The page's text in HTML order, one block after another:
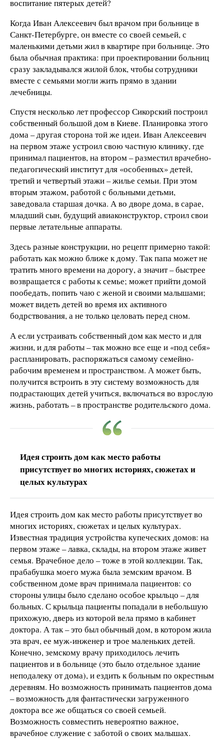
воспитание пятерых детей?
Когда Иван Алексеевич был врачом при больнице в
Санкт-Петербурге, он вместе со своей семьей, с
маленькими детьми жил в квартире при больнице. Это
была обычная практика: при проектировании больниц
сразу закладывался жилой блок, чтобы сотрудники
вместе с семьями могли жить прямо в здании
лечебницы.
Спустя несколько лет профессор Сикорский построил
собственный большой дом в Киеве. Планировка этого
дома – другая сторона той же идеи. Иван Алексеевич
на первом этаже устроил свою частную клинику, где
принимал пациентов, на втором – разместил врачебно-
педагогический институт для «особенных» детей,
третий и четвертый этажи – жилье семьи. При этом
вторым этажом, работой с больными детьми,
заведовала старшая дочка. А во дворе дома, в сарае,
младший сын, будущий авиаконструктор, строил свои
первые летательные аппараты.
Здесь разные конструкции, но рецепт примерно такой:
работать как можно ближе к дому. Так папа может не
тратить много времени на дорогу, а значит – быстрее
возвращается с работы к семье; может прийти домой
пообедать, попить чаю с женой и своими малышами;
может видеть детей во время их активного
бодрствования, а не только целовать перед сном.
А если устраивать собственный дом как место и для
жизни, и для работы – так можно все еще и «под себя»
распланировать, распоряжаться самому семейно-
рабочим временем и пространством. А может быть,
получится встроить в эту систему возможность для
подрастающих детей учиться, включаться во взрослую
жизнь, работать – в пространстве родительского дома.
Идея строить дом как место работы
присутствует во многих историях, сюжетах и
целых культурах
Идея строить дом как место работы присутствует во
многих историях, сюжетах и целых культурах.
Известная традиция устройства купеческих домов: на
первом этаже – лавка, склады, на втором этаже живет
семья. Врачебное дело – тоже в этой коллекции. Так,
прабабушка моего мужа была земским врачом. В
собственном доме врач принимала пациентов: со
стороны улицы было сделано особое крыльцо – для
больных. С крыльца пациенты попадали в небольшую
прихожую, дверь из которой вела прямо в кабинет
доктора. А так – это был обычный дом, в котором жила
эта врач, ее муж-инженер и трое маленьких детей.
Конечно, земскому врачу приходилось лечить
пациентов и в больнице (это было отдельное здание
неподалеку от дома), и ездить к больным по окрестным
деревням. Но возможность принимать пациентов дома
– возможность для фантастически загруженного
доктора все же общаться со своей семьей.
Возможность совместить невероятно важное,
врачебное служение с заботой о своих малышах.